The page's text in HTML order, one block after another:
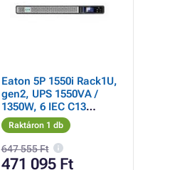
Eaton 5P 1550i Rack1U,
gen2, UPS 1550VA /
1350W, 6 IEC C13
aljzat, LCD, Netpack
Raktáron 1 db
647 555 Ft
471 095 Ft